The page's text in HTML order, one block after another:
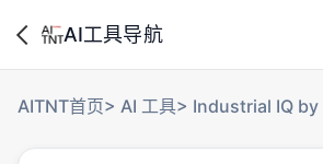
AI工具导航
AITNT首页> AI 工具> Industrial IQ by